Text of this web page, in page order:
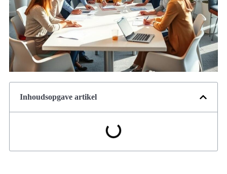
Inhoudsopgave artikel